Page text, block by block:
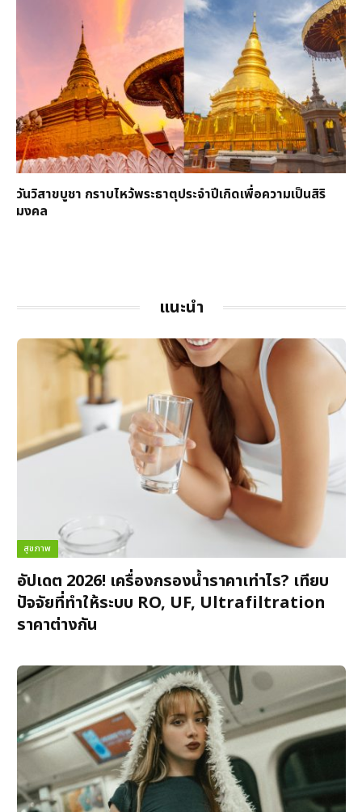
วันวิสาขบูชา กราบไหว้พระธาตุประจำปีเกิดเพื่อความเป็นสิริ
มงคล
แนะนำ
สุขภาพ
อัปเดต 2026! เครื่องกรองน้ำราคาเท่าไร? เทียบ
ปัจจัยที่ทำให้ระบบ RO, UF, Ultrafiltration
ราคาต่างกัน